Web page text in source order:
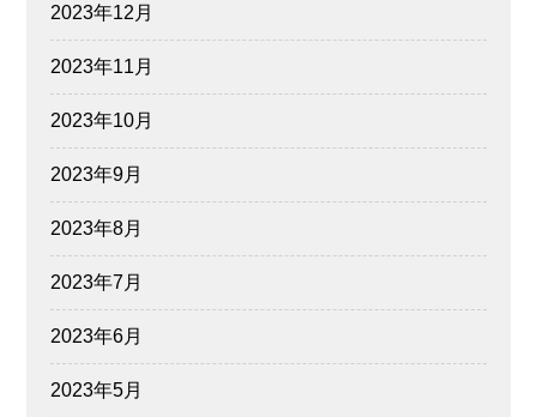
2023年12月
2023年11月
2023年10月
2023年9月
2023年8月
2023年7月
2023年6月
2023年5月